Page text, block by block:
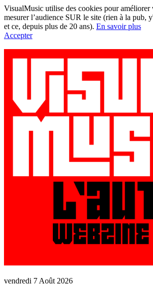
VisualMusic utilise des cookies pour améliorer
mesurer l’audience SUR le site (rien à la pub,
et ce, depuis plus de 20 ans). En savoir plus
Accepter
vendredi 7 Août 2026